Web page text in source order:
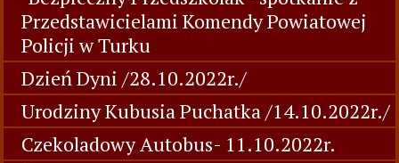
Przedstawicielami Komendy Powiatowej
Policji w Turku
Dzień Dyni /28.10.2022r./
Urodziny Kubusia Puchatka /14.10.2022r./
Czekoladowy Autobus- 11.10.2022r.